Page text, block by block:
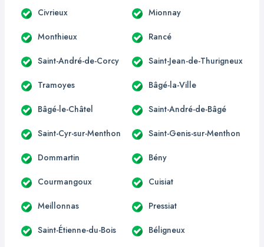
Civrieux Mionnay
Monthieux Rancé
Saint-André-de-Corcy Saint-Jean-de-Thurigneux
Tramoyes Bâgé-la-Ville
Bâgé-le-Châtel Saint-André-de-Bâgé
Saint-Cyr-sur-Menthon Saint-Genis-sur-Menthon
Dommartin Bény
Courmangoux Cuisiat
Meillonnas Pressiat
Saint-Étienne-du-Bois Béligneux